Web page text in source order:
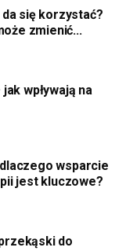
się korzystać?
zmienić...
wpływają na
wsparcie
jest kluczowe?
do